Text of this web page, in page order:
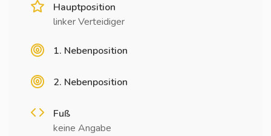
Hauptposition
linker Verteidiger
1. Nebenposition
2. Nebenposition
Fuß
keine Angabe